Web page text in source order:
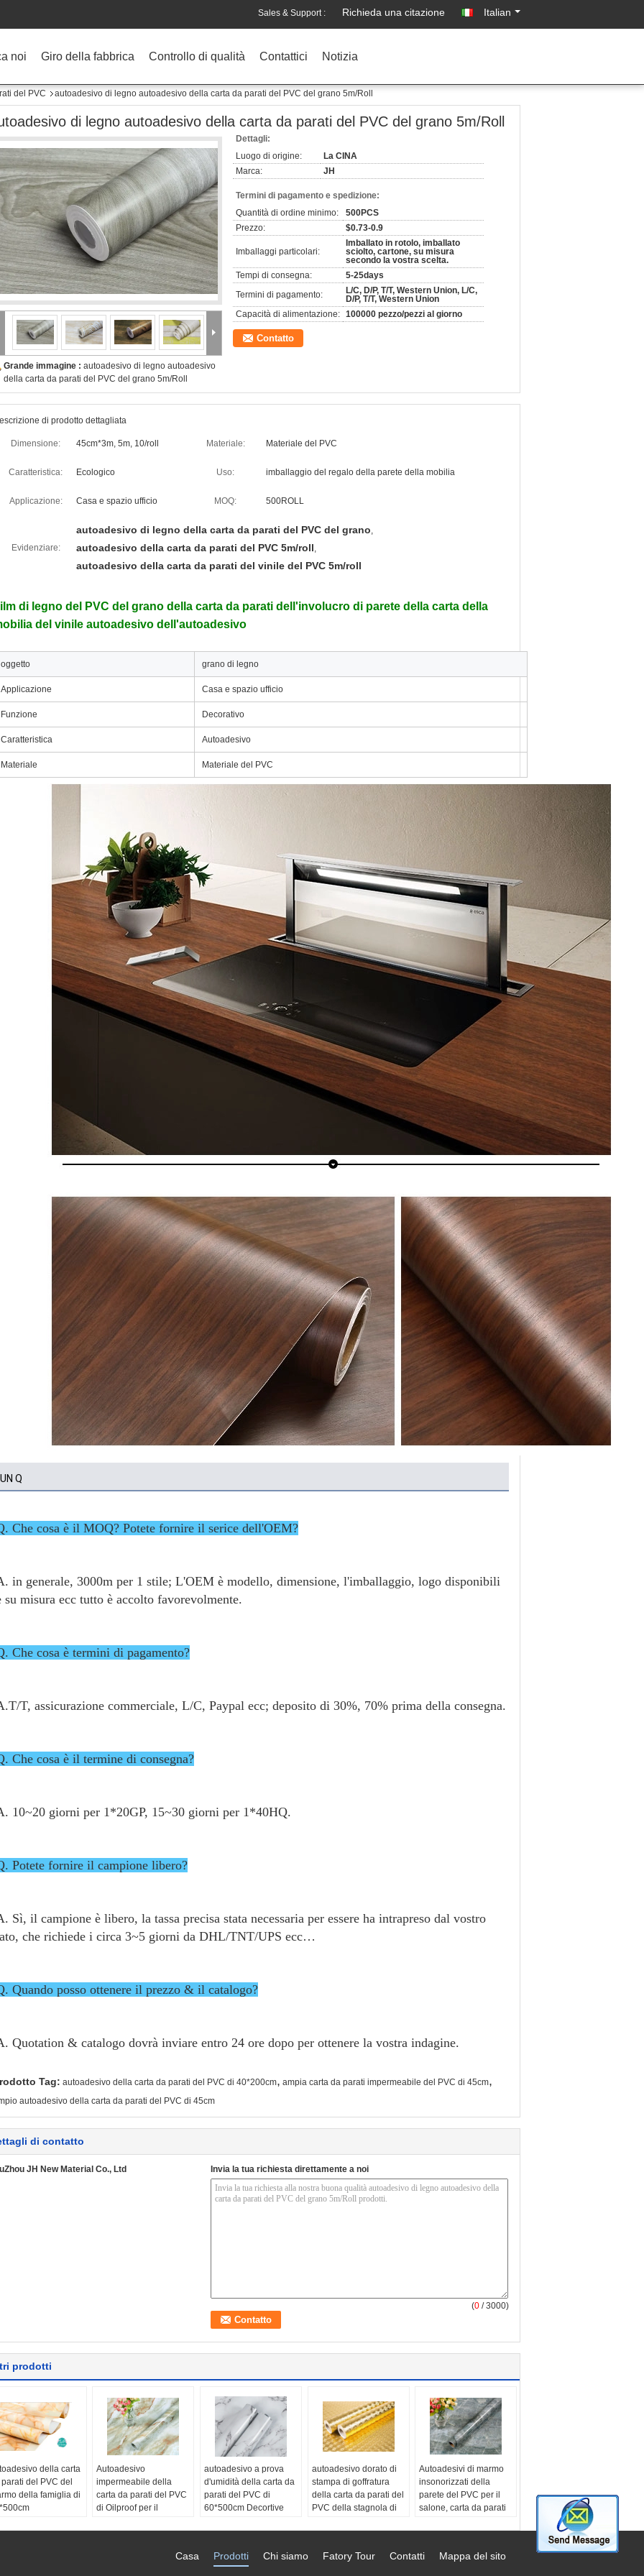
Sales & Support : Richieda una citazione Italian
noi Giro della fabbrica Controllo di qualità Contattici Notizia
del PVC autoadesivo di legno autoadesivo della carta da parati del PVC del grano 5m/Roll
di legno autoadesivo della carta da parati del PVC del grano 5m/Roll
Grande immagine : autoadesivo di legno autoadesivo
della carta da parati del PVC del grano 5m/Roll
Dettagli:
Luogo di origine:
La CINA
Marca:
JH
Termini di pagamento e spedizione:
Quantità di ordine minimo:
500PCS
Prezzo:
$0.73-0.9
Imballaggi particolari:
Imballato in rotolo, imballato
sciolto, cartone, su misura
secondo la vostra scelta.
Tempi di consegna:
5-25days
Termini di pagamento:
L/C, D/P, T/T, Western Union, L/C,
D/P, T/T, Western Union
Capacità di alimentazione: 100000 pezzo/pezzi al giorno
Contatto
di prodotto dettagliata
Dimensione: 45cm*3m, 5m, 10/roll Materiale: Materiale del PVC
Caratteristica: Ecologico Uso: imballaggio del regalo della parete della mobilia
Applicazione: Casa e spazio ufficio MOQ: 500ROLL
Evidenziare:
autoadesivo di legno della carta da parati del PVC del grano,
autoadesivo della carta da parati del PVC 5m/roll,
autoadesivo della carta da parati del vinile del PVC 5m/roll
di legno del PVC del grano della carta da parati dell'involucro di parete della carta della
del vinile autoadesivo dell'autoadesivo
oggetto grano di legno
Applicazione Casa e spazio ufficio
Funzione Decorativo
Caratteristica Autoadesivo
Materiale Materiale del PVC
Q
Che cosa è il MOQ? Potete fornire il serice dell'OEM?
in generale, 3000m per 1 stile; L'OEM è modello, dimensione, l'imballaggio, logo disponibili
su misura ecc tutto è accolto favorevolmente.
Che cosa è termini di pagamento?
T, assicurazione commerciale, L/C, Paypal ecc; deposito di 30%, 70% prima della consegna.
Che cosa è il termine di consegna?
10~20 giorni per 1*20GP, 15~30 giorni per 1*40HQ.
Potete fornire il campione libero?
Sì, il campione è libero, la tassa precisa stata necessaria per essere ha intrapreso dal vostro
che richiede i circa 3~5 giorni da DHL/TNT/UPS ecc…
Quando posso ottenere il prezzo & il catalogo?
Quotation & catalogo dovrà inviare entro 24 ore dopo per ottenere la vostra indagine.
Tag: autoadesivo della carta da parati del PVC di 40*200cm, ampia carta da parati impermeabile del PVC di 45cm,
autoadesivo della carta da parati del PVC di 45cm
di contatto
JH New Material Co., Ltd Invia la tua richiesta direttamente a noi
(0 / 3000)
prodotti
della carta
del PVC del
della famiglia di
spettacolo,
Autoadesivo
impermeabile della
carta da parati del PVC
di Oilproof per il
Caratteristica:
autoadesivo a prova
d'umidità della carta da
parati del PVC di
60*500cm Decortive
decorativa del PVC
d'umidità, impermeabile
autoadesivo dorato di
stampa di goffratura
della carta da parati del
PVC della stagnola di
Materiale:Autoadesivo
Nome di prodotto:
Autoadesivi di marmo
insonorizzati della
parete del PVC per il
salone, carta da parati
Materiale:PVC
spettacolo, FAMIGLIA
Mappa del sito
Contatti
Fatory Tour
Chi siamo
Prodotti
Casa